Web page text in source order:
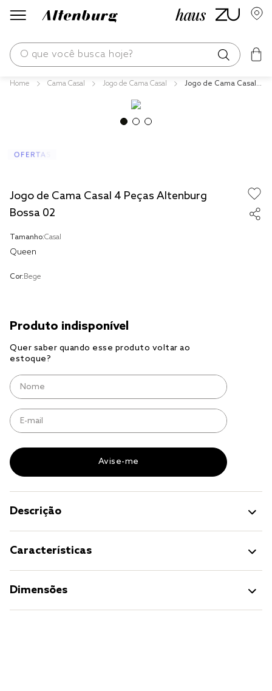
O que você busca hoje?
Cama Casal Jogo de Cama Casal
Jogo de Cama Casal
Jogo de Cama Casal 4 Peças Altenburg
Bossa 02
Tamanho:Casal
Queen
Cor: Bege
Descrição
Características
Dimensões
fronha
travesseiro